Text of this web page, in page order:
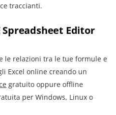
traccianti.
Spreadsheet Editor
le relazioni tra le tue formule e
Excel online creando un
gratuito oppure offline
per Windows, Linux o